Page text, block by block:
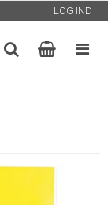
LOG IND